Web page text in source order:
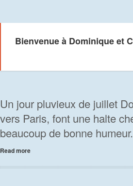
Bienvenue à Dominique et
Un jour pluvieux de juillet
vers Paris, font une halte
beaucoup de bonne humeur.
Read more